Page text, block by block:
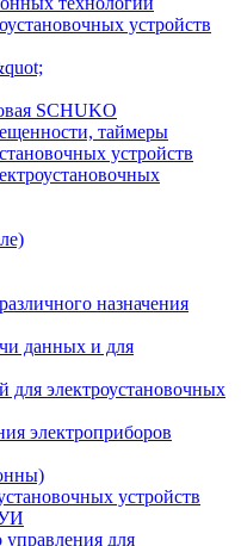
устройств
SCHUKO
таймеры
устройств
назначения
данных и для
электроустановочных
электроприборов
устройств
управления для